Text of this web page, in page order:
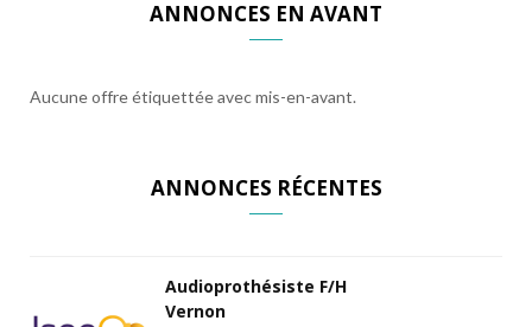
ANNONCES EN AVANT
Aucune offre étiquettée avec mis-en-avant.
ANNONCES RÉCENTES
Audioprothésiste F/H
Vernon